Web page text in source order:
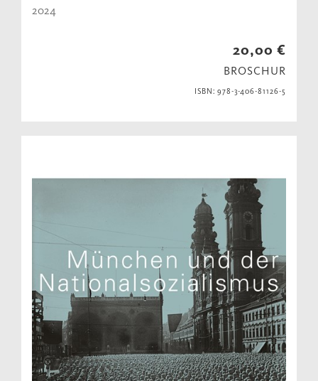
2024
20,00 €
BROSCHUR
ISBN: 978-3-406-81126-5